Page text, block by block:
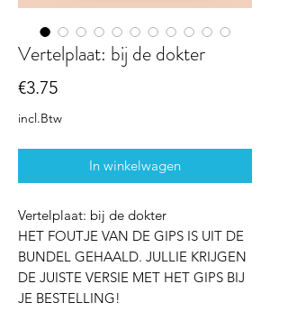
Vertelplaat: bij de dokter
€3.75Prijs
incl.Btw
In winkelwagen
Vertelplaat: bij de dokter
HET FOUTJE VAN DE GIPS IS UIT DE
BUNDEL GEHAALD. JULLIE KRIJGEN
DE JUISTE VERSIE MET HET GIPS BIJ
JE BESTELLING!